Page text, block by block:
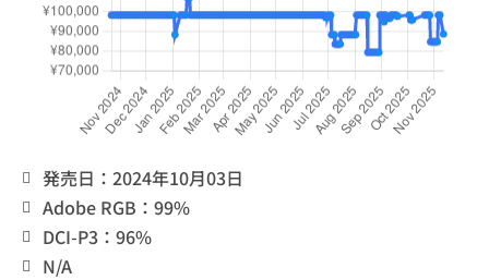
発売日：2024年10月03日
Adobe RGB：99%
DCI-P3：96%
N/A